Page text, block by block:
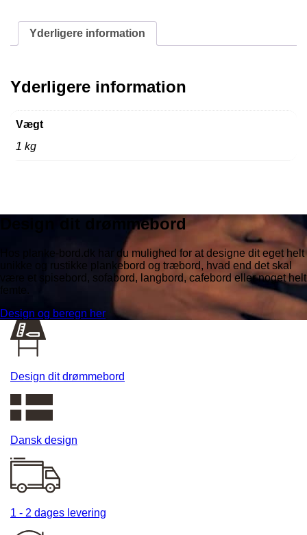
Yderligere information
Yderligere information
Vægt
1 kg
Design dit drømmebord
Hos planke-bord.dk har du mulighed for at designe dit eget helt
unikke og rustikke plankebord og træbord, hvad end det skal
være et spisebord, sofabord, langbord, cafebord eller noget helt
femte.
Design og beregn her
Design dit drømmebord
Dansk design
1 - 2 dages levering